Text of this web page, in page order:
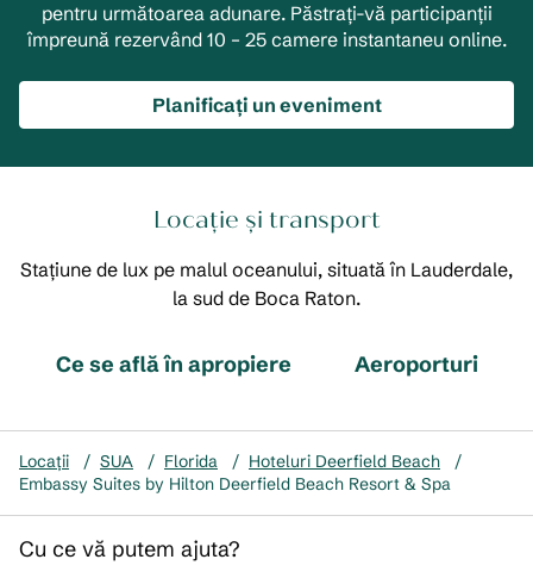
pentru următoarea adunare. Păstrați-vă participanții
împreună rezervând 10 – 25 camere instantaneu online.
Planificați un eveniment
Locație și transport
Stațiune de lux pe malul oceanului, situată în Lauderdale,
la sud de Boca Raton.
Ce se află în apropiere Aeroporturi
Locații / SUA / Florida / Hoteluri Deerfield Beach
/
Embassy Suites by Hilton Deerfield Beach Resort & Spa
Cu ce vă putem ajuta?